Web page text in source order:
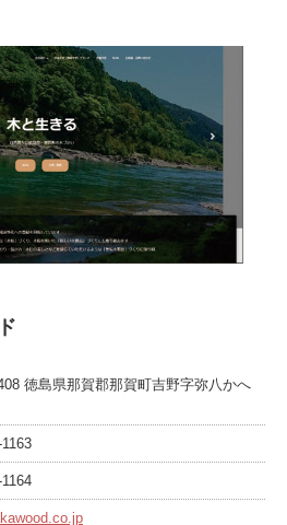
徳島県那賀郡那賀町吉野字弥八かへ